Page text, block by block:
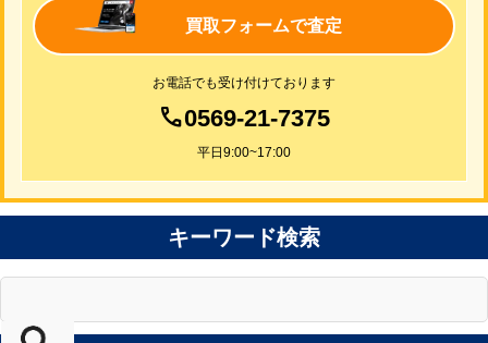
買取フォームで査定
お電話でも受け付けております
0569-21-7375
平日9:00~17:00
キーワード検索